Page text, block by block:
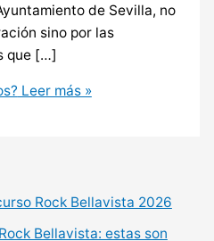
de Sevilla, no
sino por las
que […]
Leer más »
Rock Bellavista 2026
Bellavista: estas son